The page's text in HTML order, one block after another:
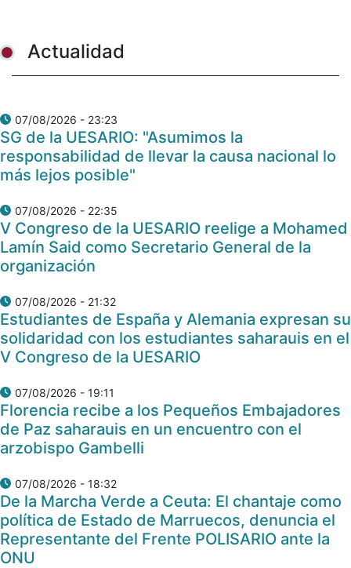
Actualidad
07/08/2026 - 23:23
SG de la UESARIO: "Asumimos la
responsabilidad de llevar la causa nacional lo
más lejos posible"
07/08/2026 - 22:35
V Congreso de la UESARIO reelige a Mohamed
Lamín Said como Secretario General de la
organización
07/08/2026 - 21:32
Estudiantes de España y Alemania expresan su
solidaridad con los estudiantes saharauis en el
V Congreso de la UESARIO
07/08/2026 - 19:11
Florencia recibe a los Pequeños Embajadores
de Paz saharauis en un encuentro con el
arzobispo Gambelli
07/08/2026 - 18:32
De la Marcha Verde a Ceuta: El chantaje como
política de Estado de Marruecos, denuncia el
Representante del Frente POLISARIO ante la
ONU